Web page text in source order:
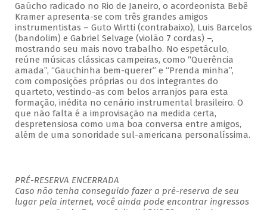
Gaúcho radicado no Rio de Janeiro, o acordeonista Bebê
Kramer apresenta-se com três grandes amigos
instrumentistas – Guto Wirtti (contrabaixo), Luis Barcelos
(bandolim) e Gabriel Selvage (violão 7 cordas) –,
mostrando seu mais novo trabalho. No espetáculo,
reúne músicas clássicas campeiras, como “Querência
amada”, “Gauchinha bem-querer” e “Prenda minha”,
com composições próprias ou dos integrantes do
quarteto, vestindo-as com belos arranjos para esta
formação, inédita no cenário instrumental brasileiro. O
que não falta é a improvisação na medida certa,
despretensiosa como uma boa conversa entre amigos,
além de uma sonoridade sul-americana personalíssima.
PRÉ-RESERVA ENCERRADA
Caso não tenha conseguido fazer a pré-reserva de seu
lugar pela internet, você ainda pode encontrar ingressos